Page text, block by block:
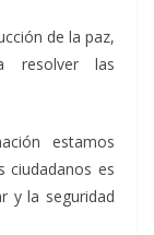
de la paz,
resolver las
estamos
ciudadanos es
y la seguridad